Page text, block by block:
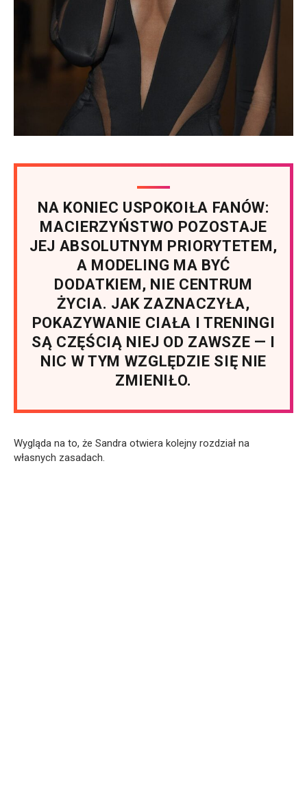
NA KONIEC USPOKOIŁA FANÓW:
MACIERZYŃSTWO POZOSTAJE
JEJ ABSOLUTNYM PRIORYTETEM,
A MODELING MA BYĆ
DODATKIEM, NIE CENTRUM
ŻYCIA. JAK ZAZNACZYŁA,
POKAZYWANIE CIAŁA I TRENINGI
SĄ CZĘŚCIĄ NIEJ OD ZAWSZE — I
NIC W TYM WZGLĘDZIE SIĘ NIE
ZMIENIŁO.
Wygląda na to, że Sandra otwiera kolejny rozdział na
własnych zasadach.